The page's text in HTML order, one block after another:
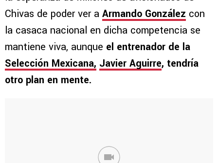
Chivas de poder ver a Armando González con
la casaca nacional en dicha competencia se
mantiene viva, aunque el entrenador de la
Selección Mexicana, Javier Aguirre, tendría
otro plan en mente.